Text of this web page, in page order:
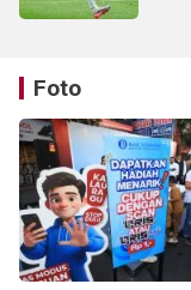
Foto